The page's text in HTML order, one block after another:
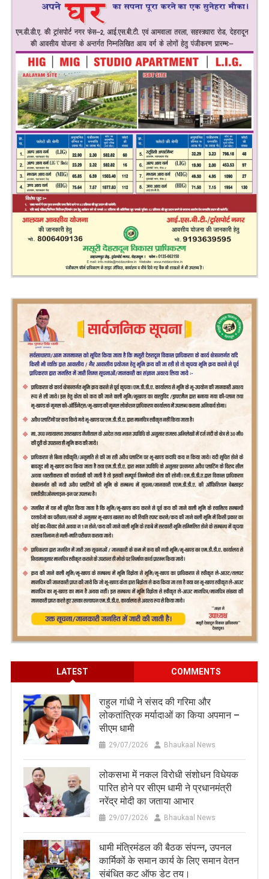
LATEST COMMENTS
राहुल गांधी ने संसद की गरिमा और
लोकतांत्रिक मर्यादाओं का किया अपमान –
सीएम धामी
29/07/2026 Bhaukaal News
लोकसभा में नकल विरोधी संशोधन विधेयक
पारित होने पर सीएम धामी ने प्रधानमंत्री
नरेंद्र मोदी का जताया आभार
29/07/2026 Bhaukaal News
धामी मंत्रिमंडल की बैठक संपन्न, उपनल
कार्मिकों के समान कार्य के लिए समान वेतन
संबंधित कट ऑफ डेट तय।